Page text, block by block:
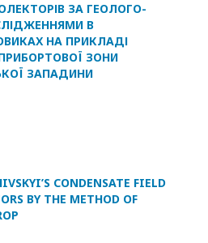
ЗА ГЕОЛОГО-
В
НА ПРИКЛАДІ
ЗОНИ
ЗАПАДИНИ
CONDENSATE FIELD
BY THE METHOD OF